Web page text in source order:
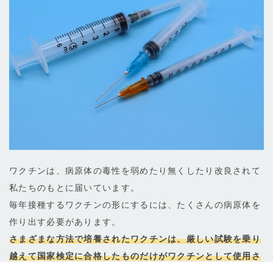
ワクチンは、病原体の毒性を弱めたり無くしたり改良されて
私たちのもとに届いています。
毎年接種するワクチンの形にするには、たくさんの病原体を
作り出す必要があります。
さまざまな方法で培養されたワクチンは、厳しい試験を乗り
越えて国家検定に合格したものだけがワクチンとして使用さ